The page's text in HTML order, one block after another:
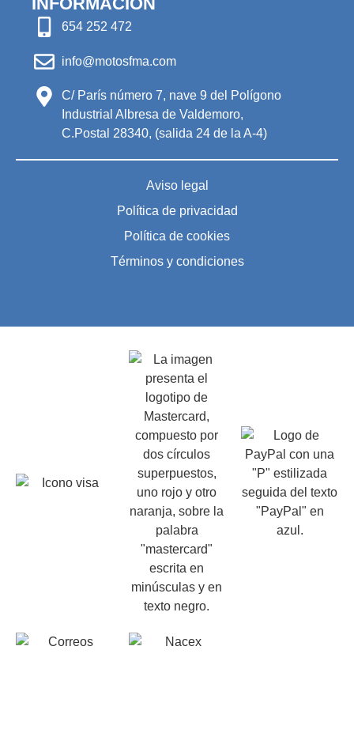
Aviso legal
Política de privacidad
Política de cookies
Términos y condiciones
654 252 472
info@motosfma.com
C/ París número 7, nave 9 del Polígono
Industrial Albresa de Valdemoro,
C.Postal 28340, (salida 24 de la A-4)